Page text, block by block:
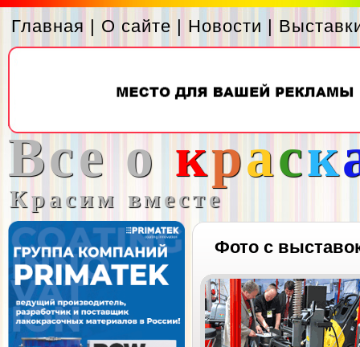
Главная | О сайте | Новости |
Все о краск
Красим вместе
Фото с